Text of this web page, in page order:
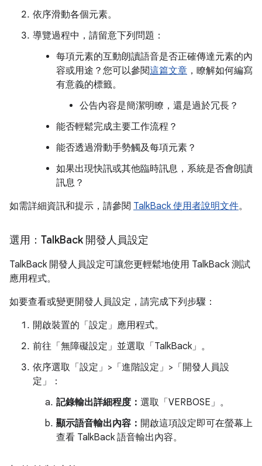
依序滑動各個元素。
導覽過程中，請留意下列問題：
每項元素的互動朗讀語音是否正確傳達元素的內
容或用途？您可以參閱這篇文章 ，瞭解如何編寫
有意義的標籤。
公告內容是簡潔明瞭，還是過於冗長？
能否輕鬆完成主要工作流程？
能否透過滑動手勢觸及每項元素？
如果出現快訊或其他臨時訊息，系統是否會朗讀
訊息？
如需詳細資訊和提示，請參閱 TalkBack 使用者說明文件。
選用：TalkBack 開發人員設定
TalkBack 開發人員設定可讓您更輕鬆地使用 TalkBack 測試
應用程式。
如要查看或變更開發人員設定，請完成下列步驟：
開啟裝置的「設定」應用程式。
前往「無障礙設定」 並選取「TalkBack」 。
依序選取「設定」>「進階設定」>「開發人員設
定」
：
記錄輸出詳細程度： 選取「VERBOSE」 。
顯示語音輸出內容： 開啟這項設定即可在螢幕上
查看 TalkBack 語音輸出內容。